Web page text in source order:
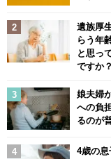
遺族厚
らう年
と思っ
ですか？
娘夫婦
への負
るのが
4歳の息